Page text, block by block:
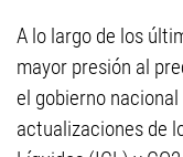
A lo largo de los
mayor presión al
el gobierno
actualizaciones de